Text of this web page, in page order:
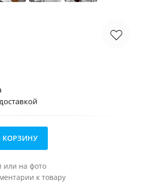
КОРЗИНУ
или на фото
к товару